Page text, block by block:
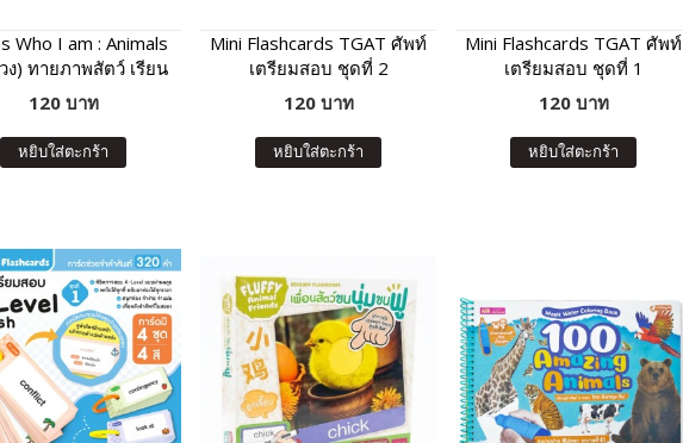
Who I am : Animals
ง) ทายภาพสัตว์ เรียน
ท์และเสียงร้องของ
120 บาท
หยิบใส่ตะกร้า
Mini Flashcards TGAT ศัพท์
เตรียมสอบ ชุดที่ 2
120 บาท
หยิบใส่ตะกร้า
Mini Flashcards TGAT ศัพท์
เตรียมสอบ ชุดที่ 1
120 บาท
หยิบใส่ตะกร้า